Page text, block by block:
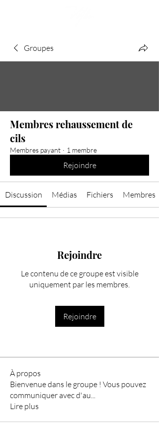
Groupes
Membres rehaussement de
cils
Membres payant · 1 membre
Rejoindre
Discussion Médias Fichiers Membres
Rejoindre
Le contenu de ce groupe est visible
uniquement par les membres.
Rejoindre
À propos
Bienvenue dans le groupe ! Vous pouvez
communiquer avec d'au...
Lire plus